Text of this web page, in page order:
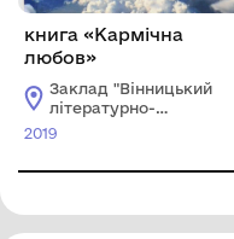
книга «Кармічна
любов»
Заклад "Вінницький
літературно-
меморіальний музей
2019